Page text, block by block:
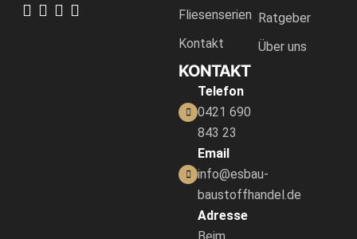
Fliesenserien
Kontakt
Ratgeber
Über uns
KONTAKT
Telefon
0421 690
843 23
Email
info@esbau-
baustoffhandel.de
Adresse